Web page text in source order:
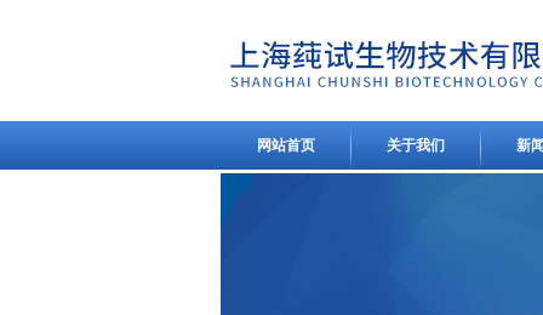
网站首页 关于我们 新